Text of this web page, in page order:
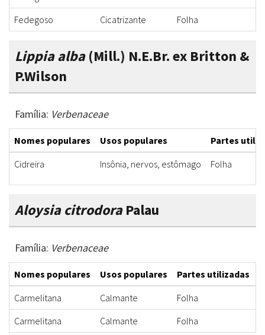
Fedegoso
Cicatrizante Folha
Lippia alba(Mill.) N.E.Br. ex Britton &
P.Wilson
Família: Verbenaceae
Nomes populares Usos populares
Partes
Cidreira
Insônia, nervos, estômago Folha
Aloysia citrodoraPalau
Família: Verbenaceae
Nomes populares Usos populares Partes utilizadas
Carmelitana
Calmante Folha
Carmelitana
Calmante Folha